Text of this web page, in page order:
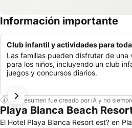
Información importante
Club infantil y actividades para
Las familias pueden disfrutar de
para los niños, incluyendo un club
juegos y concursos diarios.
Este resumen fue creado por IA y no
Playa Blanca Beach
El Hotel Playa Blanca Resort est? en